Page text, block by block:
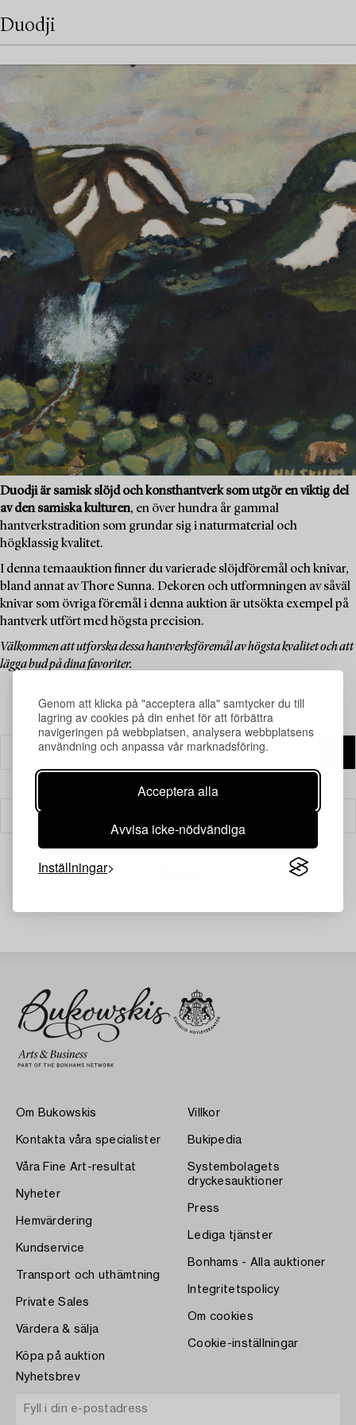
Genom att klicka på "acceptera alla" samtycker du till
lagring av cookies på din enhet för att förbättra
navigeringen på webbplatsen, analysera webbplatsens
användning och anpassa vår marknadsföring.
Acceptera alla
Avvisa icke-nödvändiga
Inställningar
Duodji
Duodji är samisk slöjd och konsthantverk som utgör en viktig del
av den samiska kulturen, en över hundra år gammal
hantverkstradition som grundar sig i naturmaterial och
högklassig kvalitet.
I denna temaauktion finner du varierade slöjdföremål och knivar,
bland annat av Thore Sunna. Dekoren och utformningen av såväl
knivar som övriga föremål i denna auktion är utsökta exempel på
hantverk utfört med högsta precision.
Välkommen att utforska dessa hantverksföremål av högsta kvalitet och att
lägga bud på dina favoriter.
Om Bukowskis
Kontakta våra specialister
Våra Fine Art-resultat
Nyheter
Hemvärdering
Kundservice
Transport och uthämtning
Private Sales
Värdera & sälja
Köpa på auktion
Villkor
Bukipedia
Systembolagets
dryckesauktioner
Press
Lediga tjänster
Bonhams - Alla auktioner
Integritetspolicy
Om cookies
Cookie-inställningar
Nyhetsbrev